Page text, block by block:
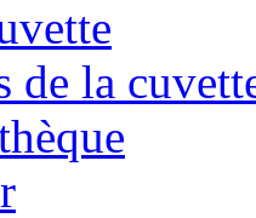
de la